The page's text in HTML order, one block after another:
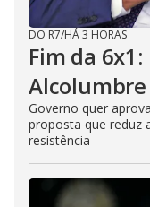
DO R7/HÁ 3 HORAS
Fim da
Governo quer
proposta que reduz
resistência